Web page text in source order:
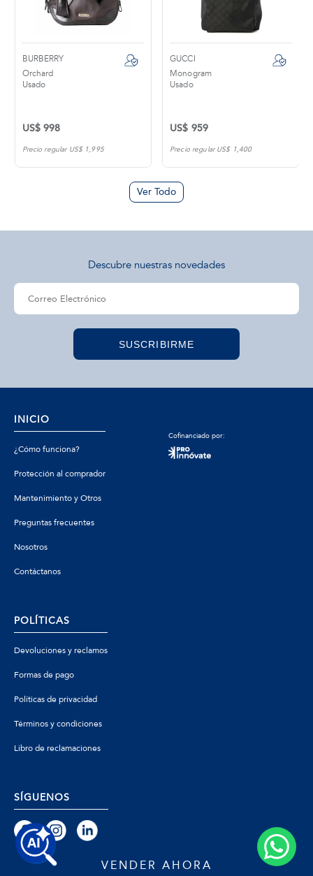
BURBERRY
Orchard
Usado
US$ 998
Precio regular US$ 1,995
GUCCI
Monogram
Usado
US$ 959
Precio regular US$ 1,400
Ver Todo
VENDER AHORA
Descubre nuestras novedades
SUSCRIBIRME
INICIO
¿Cómo funciona?
Protección al comprador
Mantenimiento y Otros
Preguntas frecuentes
Nosotros
Contáctanos
Cofinanciado por:
POLÍTICAS
Devoluciones y reclamos
Formas de pago
Políticas de privacidad
Términos y condiciones
Libro de reclamaciones
SÍGUENOS
© 2026 Zafiro - Todos los derechos reservados